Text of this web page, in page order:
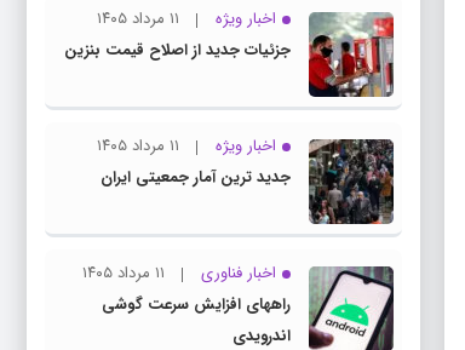
اخبار ویژه
۱۱ مرداد ۱۴۰۵
جزئیات جدید از اصلاح قیمت بنزین
اخبار ویژه
۱۱ مرداد ۱۴۰۵
جدید ترین آمار جمعیتی ایران
اخبار فناوری
۱۱ مرداد ۱۴۰۵
راههای افزایش سرعت گوشی
اندرویدی